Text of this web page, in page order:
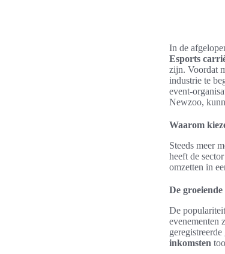
In de
Esports
zijn. Voordat
industrie te
event-
Newzoo,
Waarom
Steeds meer
heeft de
omzetten in
De
De
evenementen
inkomsten